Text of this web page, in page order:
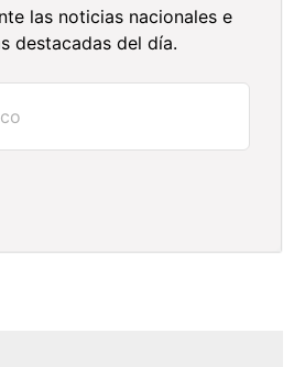
las noticias nacionales e
destacadas del día.